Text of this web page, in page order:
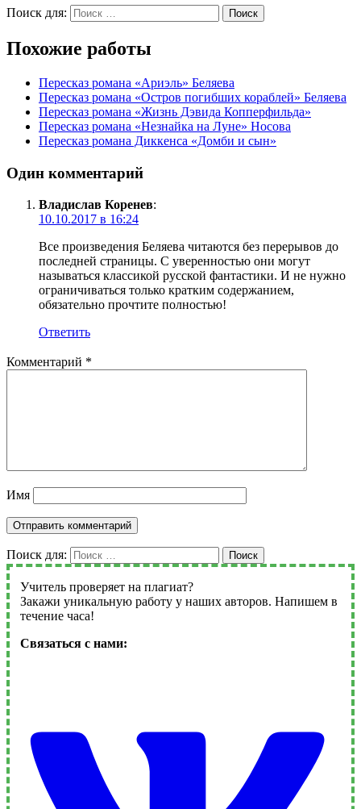
Поиск для: Поиск
Похожие работы
Пересказ романа «Ариэль» Беляева
Пересказ романа «Остров погибших кораблей» Беляева
Пересказ романа «Жизнь Дэвида Копперфильда»
Пересказ романа «Незнайка на Луне» Носова
Пересказ романа Диккенса «Домби и сын»
Один комментарий
Владислав Коренев:
10.10.2017 в 16:24
Все произведения Беляева читаются без перерывов до
последней страницы. С уверенностью они могут
называться классикой русской фантастики. И не нужно
ограничиваться только кратким содержанием,
обязательно прочтите полностью!
Ответить
Комментарий *
Имя
Поиск для: Поиск
Учитель проверяет на плагиат?
Закажи уникальную работу у наших авторов. Напишем в
течение часа!
Связаться с нами: